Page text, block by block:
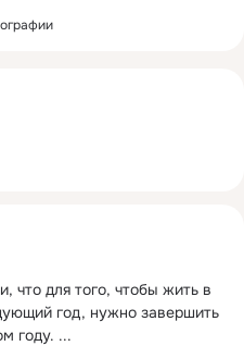
что для того, чтобы жить в
год, нужно завершить
году. ...